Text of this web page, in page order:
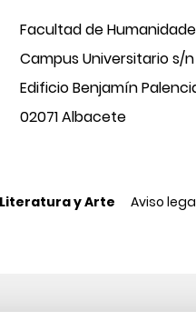
Facultad de
Campus Universitario s/n
Edificio Benjamín
02071 Albacete
Literatura y Arte Aviso